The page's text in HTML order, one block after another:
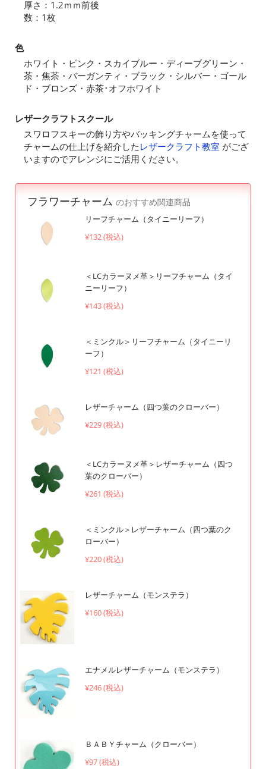
厚さ：1.2ｍｍ前後
数：1枚
色
ホワイト・ピンク・スカイブルー・ディーブグリーン・
茶・焦茶・バーガンティ・ブラック・シルバー・ゴール
ド・ブロンズ・赤茶･オフホワイト
レザークラフトスクール
スワロフスキーの飾り方やバッキングチャームを使って
チャームの仕上げを紹介した レザークラフト教室 がござ
いますのでアレンジにご活用ください。
フラワーチャーム のおすすめ関連商品
リーフチャーム（タイニーリーフ）
¥132 (税込)
＜LCカラーヌメ革＞リーフチャーム（タイ
ニーリーフ）
¥143 (税込)
＜ミンクル＞リーフチャーム（タイニーリ
ーフ）
¥121 (税込)
レザーチャーム（四つ葉のクローバー）
¥229 (税込)
＜LCカラーヌメ革＞レザーチャーム（四つ
葉のクローバー）
¥261 (税込)
＜ミンクル＞レザーチャーム（四つ葉のク
ローバー）
¥220 (税込)
レザーチャーム（モンステラ）
¥160 (税込)
エナメルレザーチャーム（モンステラ）
¥246 (税込)
ＢＡＢＹチャーム（クローバー）
¥97 (税込)